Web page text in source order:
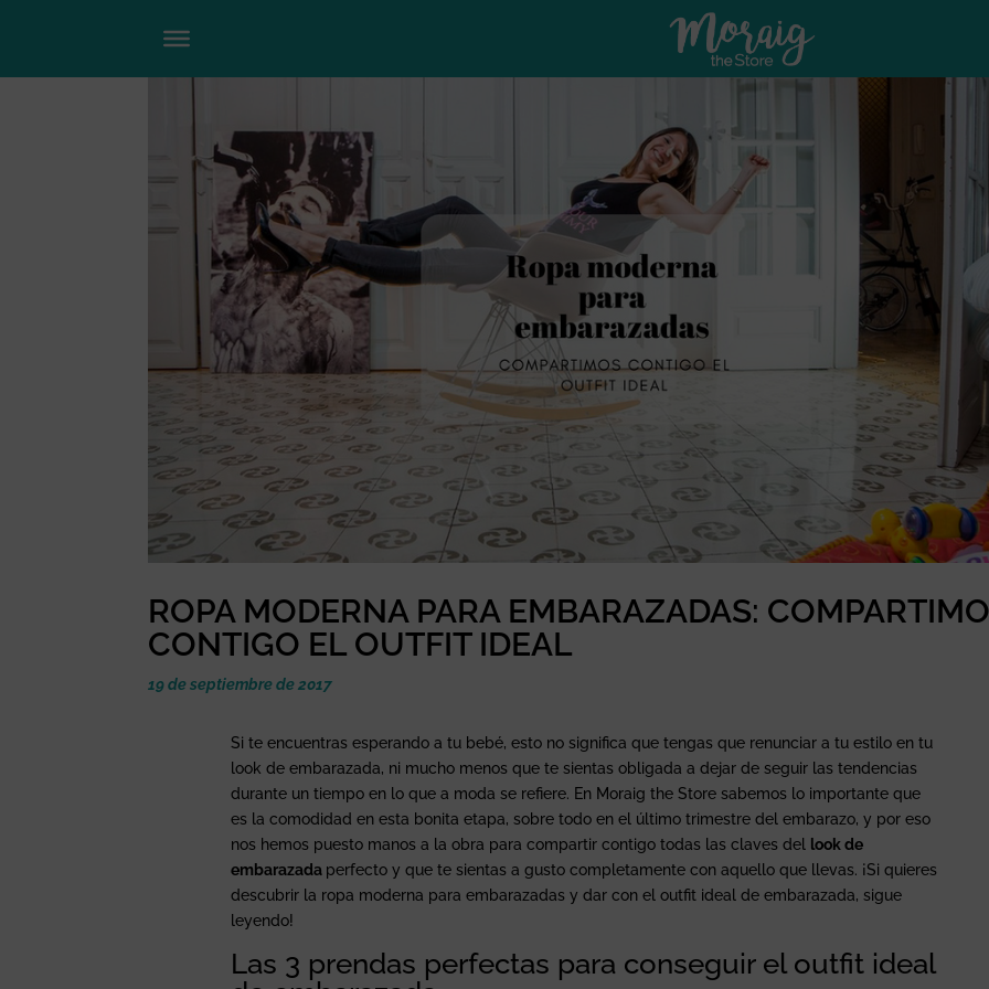
ROPA MODERNA PARA EMBARAZADAS:
CONTIGO EL OUTFIT IDEAL
19 de septiembre de 2017
Si te encuentras esperando a tu bebé, esto no significa que tengas que renunciar a tu estilo en tu
look de embarazada, ni mucho menos que te sientas obligada a dejar de seguir las tendencias
durante un tiempo en lo que a moda se refiere. En Moraig the Store sabemos lo importante que
es la comodidad en esta bonita etapa, sobre todo en el último trimestre del embarazo, y por eso
nos hemos puesto manos a la obra para compartir contigo todas las claves del
look de
embarazada perfecto y que te sientas a gusto completamente con aquello que llevas. ¡Si quieres
descubrir la ropa moderna para embarazadas y dar con el outfit ideal de embarazada, sigue
leyendo!
Las 3 prendas perfectas para conseguir el outfit ideal